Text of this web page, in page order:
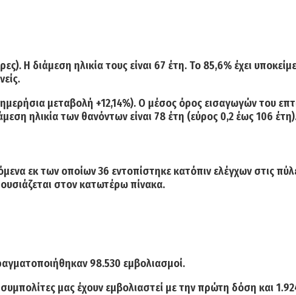
Η διάμεση ηλικία τους είναι 67 έτη. Το 85,6% έχει
μεταβολή +12,14%). Ο μέσος όρος εισαγωγώντου
ηλικία των θανόντων είναι 78 έτη (εύρος 0,2 έως 106
εκ των οποίων 36 εντοπίστηκε κατόπιν ελέγχων στις
στον κατωτέρω πίνακα.
98.530 εμβολιασμοί.
συμπολίτες μας έχουν εμβολιαστεί με τηνπρώτη δόση και